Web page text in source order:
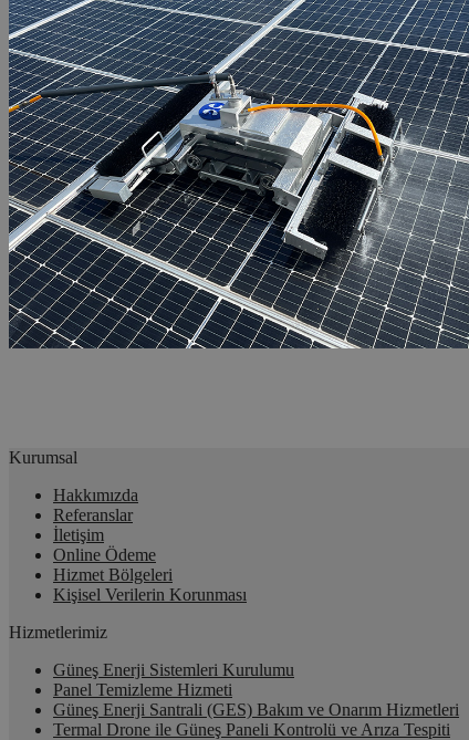
Kurumsal
Hakkımızda
Referanslar
İletişim
Online Ödeme
Hizmet Bölgeleri
Kişisel Verilerin Korunması
Hizmetlerimiz
Güneş Enerji Sistemleri Kurulumu
Panel Temizleme Hizmeti
Güneş Enerji Santrali (GES) Bakım ve Onarım Hizmetleri
Termal Drone ile Güneş Paneli Kontrolü ve Arıza Tespiti